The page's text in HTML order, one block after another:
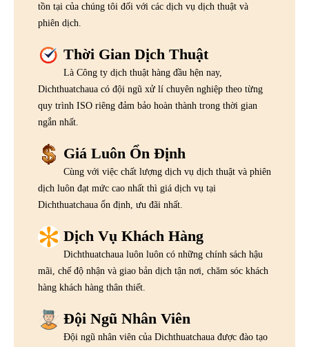
tồn tại của chúng tôi đối với các dịch vụ dịch thuật và
phiên dịch.
Thời Gian Dịch Thuật
Là Công ty dịch thuật hàng đầu hện nay,
Dichthuatchaua có đội ngũ xử lí chuyên nghiệp theo từng
quy trình ISO riêng đảm bảo hoàn thành trong thời gian
ngắn nhất.
Giá Luôn Ổn Định
Cùng với việc chất lượng dịch vụ dịch thuật và phiên
dịch luôn đạt mức cao nhất thì giá dịch vụ tại
Dichthuatchaua ổn định, ưu đãi nhất.
Dịch Vụ Khách Hàng
Dichthuatchaua luôn luôn có những chính sách hậu
mãi, chế độ nhận và giao bản dịch tận nơi, chăm sóc khách
hàng khách hàng thân thiết.
Đội Ngũ Nhân Viên
Đội ngũ nhân viên của Dichthuatchaua được đào tạo